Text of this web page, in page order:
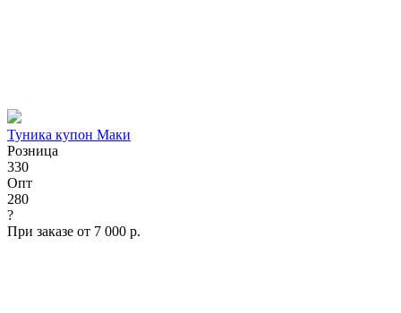
Туника купон Маки
Розница
330
Опт
280
?
При заказе от 7 000 р.